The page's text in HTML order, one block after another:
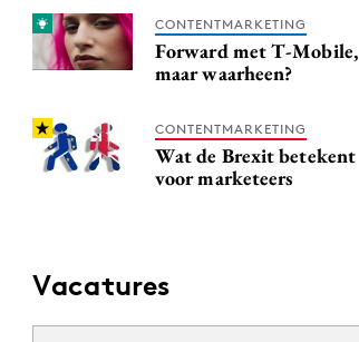
CONTENTMARKETING
Forward met T-Mobile,
maar waarheen?
CONTENTMARKETING
Wat de Brexit betekent
voor marketeers
Vacatures